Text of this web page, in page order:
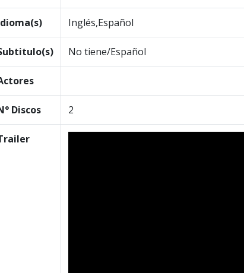
Inglés,Español
No tiene/Español
Discos 2